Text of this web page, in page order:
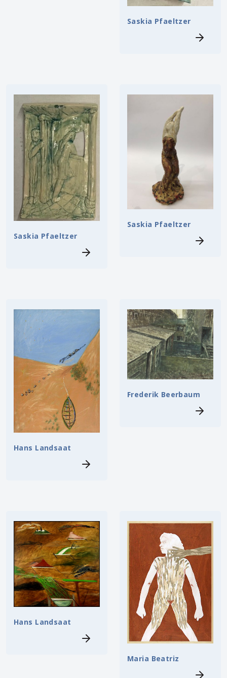
Saskia Pfaeltzer
Saskia Pfaeltzer
Saskia Pfaeltzer
Hans Landsaat
Frederik Beerbaum
Hans Landsaat
Maria Beatriz